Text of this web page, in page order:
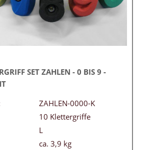
SET ZAHLEN - 0 BIS 9 -
ZAHLEN-0000-K
10 Klettergriffe
L
ca. 3,9 kg